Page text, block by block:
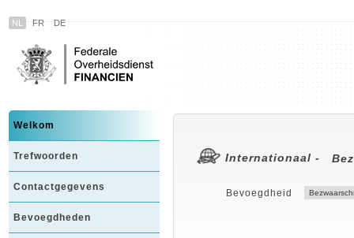
NL FR DE
Welkom
Trefwoorden
Contactgegevens
Bevoegdheden
Internationaal -
Bevoegdheid